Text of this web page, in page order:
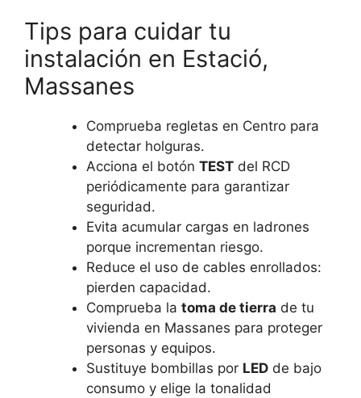
Tips para cuidar tu
instalación en Estació,
Massanes
Comprueba regletas en Centro para
detectar holguras.
Acciona el botón TESTdel RCD
periódicamente para garantizar
seguridad.
Evita acumular cargas en ladrones
porque incrementan riesgo.
Reduce el uso de cables enrollados:
pierden capacidad.
Comprueba la toma de tierra de tu
vivienda en Massanes para proteger
personas y equipos.
Sustituye bombillas por LEDde bajo
consumo y elige la tonalidad